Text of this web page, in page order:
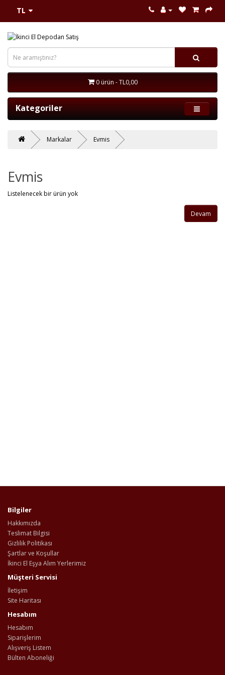
TL
0 ürün - TL0,00
Kategoriler
Markalar Evmis
Evmis
Listelenecek bir ürün yok
Devam
Bilgiler
Hakkımızda
Teslimat Bilgisi
Gizlilik Politikası
Şartlar ve Koşullar
İkinci El Eşya Alım Yerlerimiz
Müşteri Servisi
İletişim
Site Haritası
Hesabım
Hesabım
Siparişlerim
Alışveriş Listem
Bülten Aboneliği